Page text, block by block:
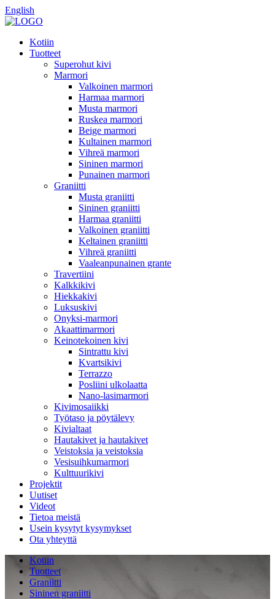
English
Kotiin
Tuotteet
Superohut kivi
Marmori
Valkoinen marmori
Harmaa marmori
Musta marmori
Ruskea marmori
Beige marmori
Kultainen marmori
Vihreä marmori
Sininen marmori
Punainen marmori
Graniitti
Musta graniitti
Sininen graniitti
Harmaa graniitti
Valkoinen graniitti
Keltainen graniitti
Vihreä graniitti
Vaaleanpunainen grante
Travertiini
Kalkkikivi
Hiekkakivi
Luksuskivi
Onyksi-marmori
Akaattimarmori
Keinotekoinen kivi
Sintrattu kivi
Kvartsikivi
Terrazzo
Posliini ulkolaatta
Nano-lasimarmori
Kivimosaiikki
Työtaso ja pöytälevy
Kivialtaat
Hautakivet ja hautakivet
Veistoksia ja veistoksia
Vesisuihkumarmori
Kulttuurikivi
Projektit
Uutiset
Videot
Tietoa meistä
Usein kysytyt kysymykset
Ota yhteyttä
Kotiin
Tuotteet
Graniitti
Sininen graniitti